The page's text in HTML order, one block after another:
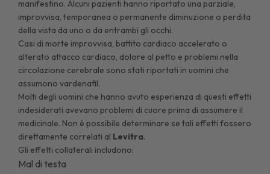
manifestino. Alcuni pazienti hanno riportato una parziale,
improvvisa, temporanea o permanente diminuzione o perdita
della vista da uno o da entrambi gli occhi.
Casi di morte improvvisa, battito cardiaco accelerato o
alterato attacco cardiaco, dolore al petto e problemi nella
circolazione cerebrale sono stati riportati in uomini che
assumono vardenafil.
Molti degli uomini che hanno avuto esperienza di questi effetti
indesiderati avevano problemi di cuore prima di assumere il
medicinale. Non è possibile determinare se tali effetti fossero
direttamente correlati al Levitra.
Gli effetti collaterali includono:
Mal di testa